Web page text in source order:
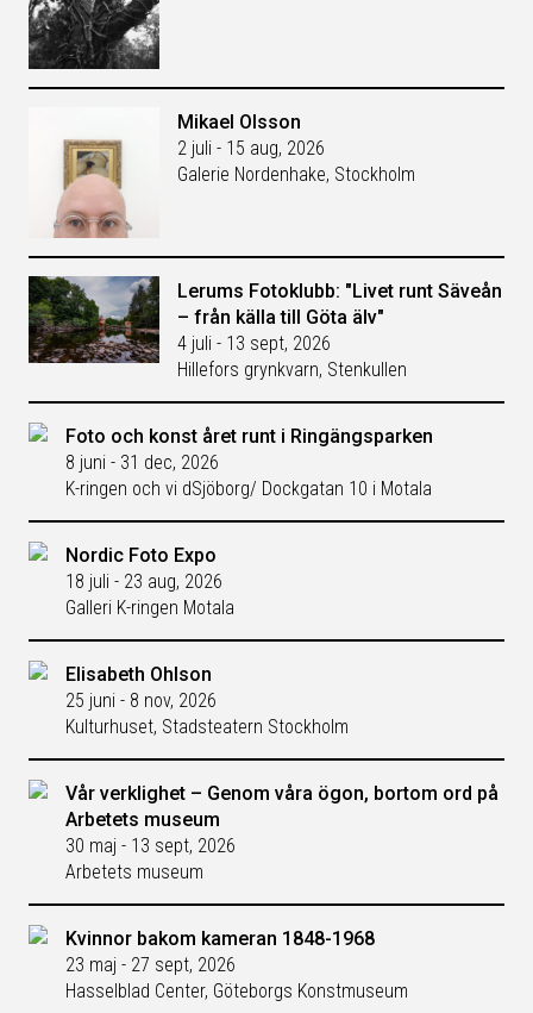
Mikael Olsson
2 juli - 15 aug, 2026
Galerie Nordenhake, Stockholm
Lerums Fotoklubb: "Livet runt Säveån
– från källa till Göta älv"
4 juli - 13 sept, 2026
Hillefors grynkvarn, Stenkullen
Foto och konst året runt i Ringängsparken
8 juni - 31 dec, 2026
K-ringen och vi dSjöborg/ Dockgatan 10 i Motala
Nordic Foto Expo
18 juli - 23 aug, 2026
Galleri K-ringen Motala
Elisabeth Ohlson
25 juni - 8 nov, 2026
Kulturhuset, Stadsteatern Stockholm
Vår verklighet – Genom våra ögon, bortom ord på
Arbetets museum
30 maj - 13 sept, 2026
Arbetets museum
Kvinnor bakom kameran 1848-1968
23 maj - 27 sept, 2026
Hasselblad Center, Göteborgs Konstmuseum